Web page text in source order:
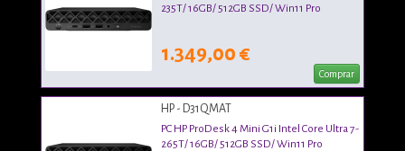
235T/ 16GB/ 512GB SSD/ Win11 Pro
1.349,00 €
Comprar
HP - D31QMAT
PC HP ProDesk 4 Mini G1i Intel Core Ultra 7-
265T/ 16GB/ 512GB SSD/ Win11 Pro